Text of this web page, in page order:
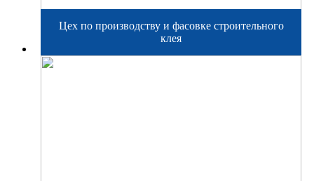
Цех по производству и фасовке строительного
клея